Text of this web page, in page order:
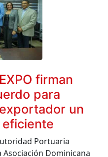
firman
para
un
Portuaria
Asociación Dominicana